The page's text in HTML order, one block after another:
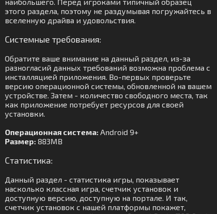
этого раздела, поэтому не раздумывая погружайтесь в
вселенную драйва и удовольствия.
Системные требования:
Обратите ваше внимание на данный раздел, из-за
разногласий данных требований возможна проблема с
инсталляцией приложения. Во-первых проверьте
версию операционной системы, обновленной на вашем
устройстве. Затем - количество свободного места, так
как приложение потребует ресурсов для своей
установки.
Операционная система: Android 9+
Размер: 883MB
Статистика:
Данный раздел - статистика игры, показывает
насколько классная игра, счетчик установок и
доступную версию, доступную на портале. И так,
счетчик установок с нашей платформы покажет,